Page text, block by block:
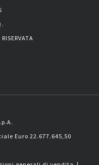
RISERVATA
Euro 22.677.645,50